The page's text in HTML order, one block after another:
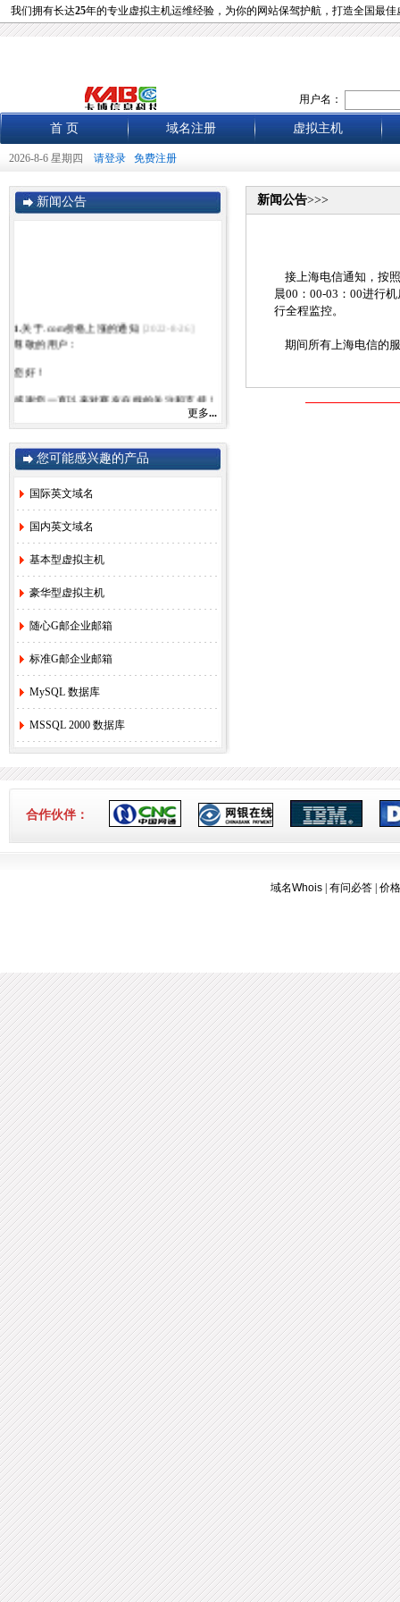
我们拥有长达25年的专业虚拟主机运维经验，为你的网站保驾护航，打造全国最佳
用户名：
首 页 域名注册 虚拟主机
2026-8-6 星期四 请登录 免费注册
新闻公告
1.关于.com价格上涨的通知 [2022-8-26]
尊敬的用户：
您好！
感谢您一直以来对赛友在线的关注和支持！
由于注册局成本上涨，我司将于2022年9月1
日开始对.com后缀域名注册和续费价格进行
调整。
.com注册首年以及续费上涨幅度5元/每年，
详情参考赛友在线域名价格总览。
早办理，谢谢!
赛友在线
2. 关于《全面实行域名实名制》的紧急通
知！ [2022-6-23]
3-24]
5. 香港服务器机房线路升级维护通知 [2019-
11-27]
6. 国际域名(.COM)续费价格调整通知 [2019-
7.香港独享服务器71网站迁移通知！ [2018-
更多...
您可能感兴趣的产品
国际英文域名
国内英文域名
基本型虚拟主机
豪华型虚拟主机
随心G邮企业邮箱
标准G邮企业邮箱
MySQL 数据库
MSSQL 2000 数据库
新闻公告>>>
接上海电信通知，按
晨00：00-03：00进行
行全程监控。
期间所有上海电信的
合作伙伴：
域名Whois 有问必答 价